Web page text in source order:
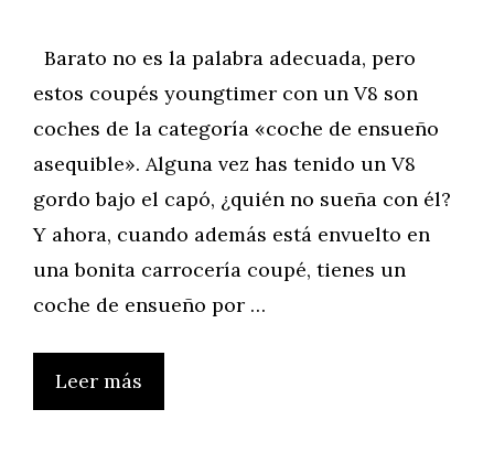
Barato no es la palabra adecuada, pero
estos coupés youngtimer con un V8 son
coches de la categoría «coche de ensueño
asequible». Alguna vez has tenido un V8
gordo bajo el capó, ¿quién no sueña con él?
Y ahora, cuando además está envuelto en
una bonita carrocería coupé, tienes un
coche de ensueño por …
Leer más